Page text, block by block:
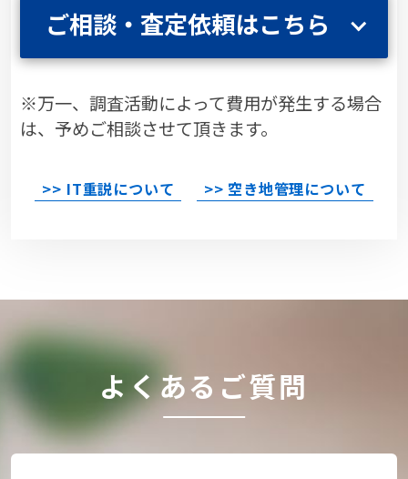
ご相談・査定依頼はこちら
※万一、調査活動によって費用が発生する場合
は、予めご相談させて頂きます。
>> IT重説について >> 空き地管理について
よくあるご質問